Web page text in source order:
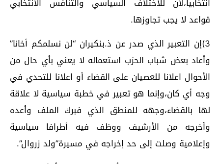
قواعد لا يجب تجاوزها.
3)إن التعبير الذي صدر عن ذ.بنكيران “لن نسلمكم أخانا”
وأعاد بعض شباب الحزب استعماله لا يعني بأي حال من
الأحوال اعلانا للعصيان على القضاء أو اعلانا للتحدي في
وجه أي كان،وإنما هو تعبير في خطبة سياسية لا علاقة
لها بالقضاء،وجهه للمنطق الذي فبرك الملف وأعده
وأخرجه من الأرشيف ووظف فيه أطرافا سياسية
وإعلامية وصلت إلى حد إخراجه في مسيرة”ولد زروال”.